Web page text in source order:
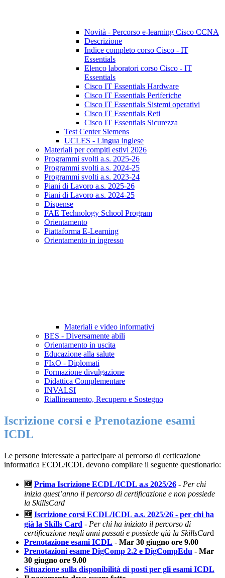
Novità - Percorso e-learning Cisco CCNA
Descrizione
Indice completo corso Cisco - IT
Essentials
Elenco laboratori corso Cisco - IT
Essentials
Cisco IT Essentials Hardware
Cisco IT Essentials Periferiche
Cisco IT Essentials Sistemi operativi
Cisco IT Essentials Reti
Cisco IT Essentials Sicurezza
Test Center Siemens
UCLES - Lingua inglese
Materiali per compiti estivi 2026
Programmi svolti a.s. 2025-26
Programmi svolti a.s. 2024-25
Programmi svolti a.s. 2023-24
Piani di Lavoro a.s. 2025-26
Piani di Lavoro a.s. 2024-25
Dispense
FAE Technology School Program
Orientamento
Piattaforma E-Learning
Orientamento in ingresso
Materiali e video informativi
BES - Diversamente abili
Orientamento in uscita
Educazione alla salute
FIxO - Diplomati
Formazione divulgazione
Didattica Complementare
INVALSI
Riallineamento, Recupero e Sostegno
Iscrizione corsi e Prenotazione esami
ICDL
Le persone interessate a partecipare al percorso di certicazione
informatica ECDL/ICDL devono compilare il seguente questionario:
🆕 Prima Iscrizione ECDL/ICDL a.s 2025/26 - Per chi
inizia quest’anno il percorso di certificazione e non possiede
la SkillsCard
🆕 Iscrizione corsi ECDL/ICDL a.s. 2025/26 - per chi ha
già la Skills Card - Per chi ha iniziato il percorso di
certificazione negli anni passati e possiede già la SkillsCard
Prenotazione esami ICDL - Mar 30 giugno ore 9.00
Prenotazioni esame DigComp 2.2 e DigCompEdu - Mar
30 giugno ore 9.00
Situazione sulla disponibilità di posti per gli esami ICDL